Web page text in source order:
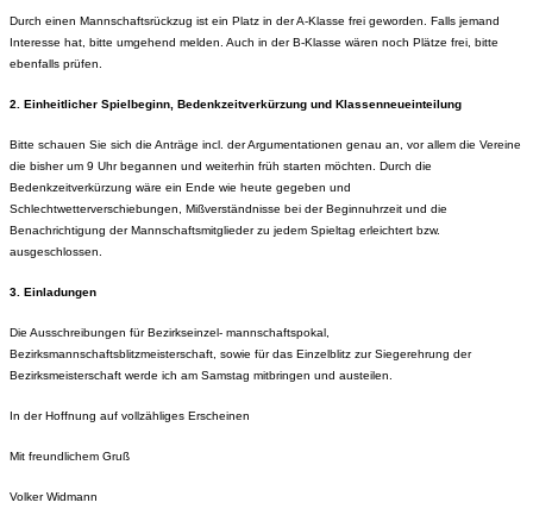
Durch einen Mannschaftsrückzug ist ein Platz in der A-Klasse frei geworden. Falls jemand
Interesse hat, bitte umgehend melden. Auch in der B-Klasse wären noch Plätze frei, bitte
ebenfalls prüfen.
2. Einheitlicher Spielbeginn, Bedenkzeitverkürzung und Klassenneueinteilung
Bitte schauen Sie sich die Anträge incl. der Argumentationen genau an, vor allem die Vereine
die bisher um 9 Uhr begannen und weiterhin früh starten möchten. Durch die
Bedenkzeitverkürzung wäre ein Ende wie heute gegeben und
Schlechtwetterverschiebungen, Mißverständnisse bei der Beginnuhrzeit und die
Benachrichtigung der Mannschaftsmitglieder zu jedem Spieltag erleichtert bzw.
ausgeschlossen.
3. Einladungen
Die Ausschreibungen für Bezirkseinzel- mannschaftspokal,
Bezirksmannschaftsblitzmeisterschaft, sowie für das Einzelblitz zur Siegerehrung der
Bezirksmeisterschaft werde ich am Samstag mitbringen und austeilen.
In der Hoffnung auf vollzähliges Erscheinen
Mit freundlichem Gruß
Volker Widmann